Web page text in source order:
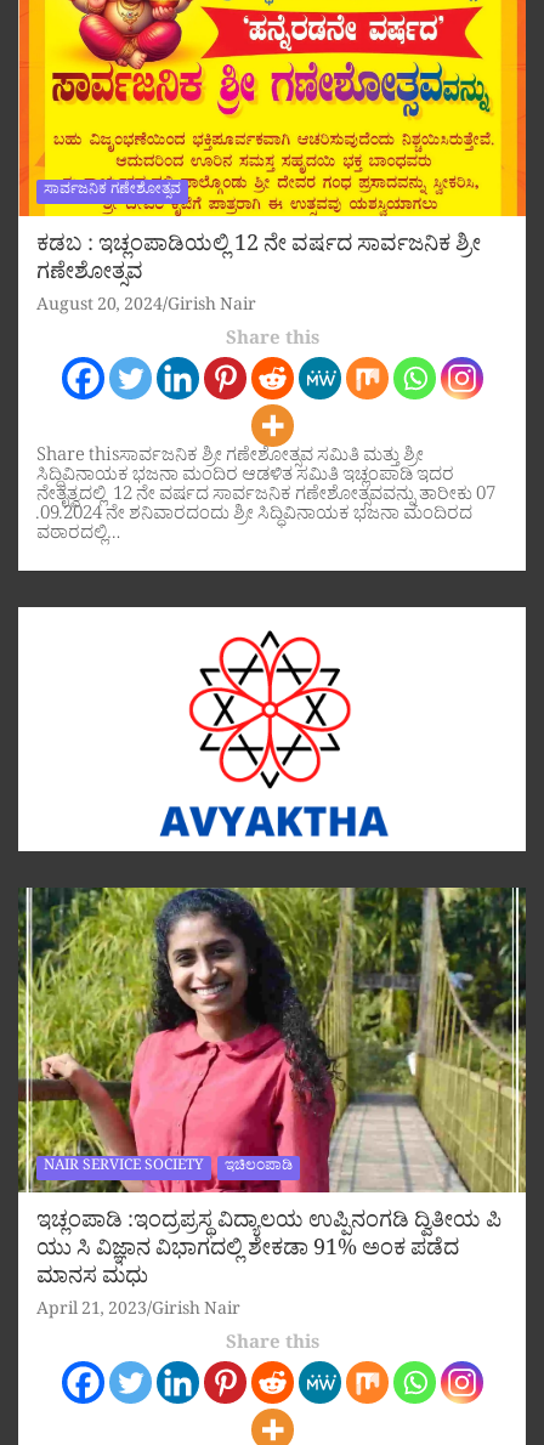
ಸಾರ್ವಜನಿಕ ಗಣೇಶೋತ್ಸವ
ಕಡಬ : ಇಚ್ಲಂಪಾಡಿಯಲ್ಲಿ 12 ನೇ ವರ್ಷದ ಸಾರ್ವಜನಿಕ ಶ್ರೀ
ಗಣೇಶೋತ್ಸವ
August 20, 2024 Girish Nair
Share this
Share thisಸಾರ್ವಜನಿಕ ಶ್ರೀ ಗಣೇಶೋತ್ಸವ ಸಮಿತಿ ಮತ್ತು ಶ್ರೀ
ಸಿದ್ಧಿವಿನಾಯಕ ಭಜನಾ ಮಂದಿರ ಆಡಳಿತ ಸಮಿತಿ ಇಚ್ಲಂಪಾಡಿ ಇದರ
ನೇತೃತ್ವದಲ್ಲಿ 12 ನೇ ವರ್ಷದ ಸಾರ್ವಜನಿಕ ಗಣೇಶೋತ್ಸವವನ್ನು ತಾರೀಕು 07
.09.2024 ನೇ ಶನಿವಾರದಂದು ಶ್ರೀ ಸಿದ್ಧಿವಿನಾಯಕ ಭಜನಾ ಮಂದಿರದ
ವಠಾರದಲ್ಲಿ…
NAIR SERVICE SOCIETY ಇಚಿಲಂಪಾಡಿ
ಇಚ್ಲಂಪಾಡಿ :ಇಂದ್ರಪ್ರಸ್ಥ ವಿದ್ಯಾಲಯ ಉಪ್ಪಿನಂಗಡಿ ದ್ವಿತೀಯ ಪಿ
ಯು ಸಿ ವಿಜ್ಞಾನ ವಿಭಾಗದಲ್ಲಿ ಶೇಕಡಾ 91% ಅಂಕ ಪಡೆದ
ಮಾನಸ ಮಧು
April 21, 2023 Girish Nair
Share this